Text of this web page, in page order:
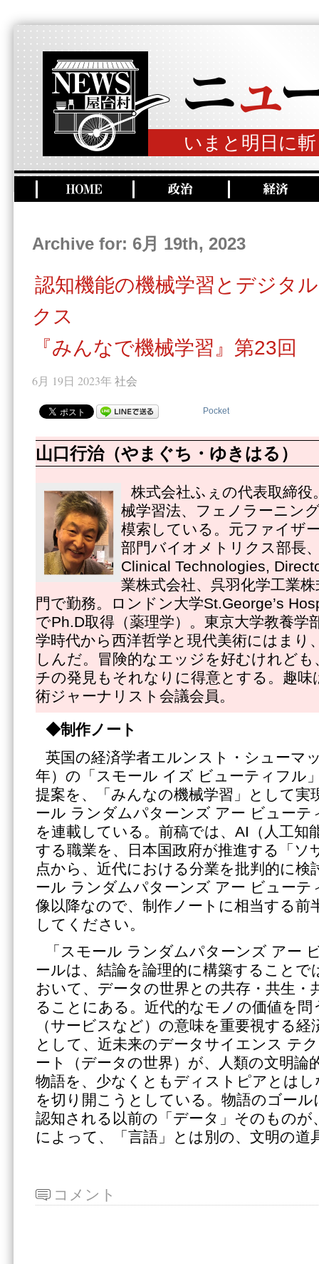
いまと明日に
Archive for: 6月 19th, 2023
認知機能の機械学習とデジタ
クス
『みんなで機械学習』第23回
6月 19日 2023年 社会
Pocket
山口行治（やまぐち・ゆきはる）
株式会社ふぇの代表取締
械学習法、フェノラーニン
模索している。元ファイザ
部門バイオメトリクス部長
Clinical Technologies,
業株式会社、呉羽化学工業
門で勤務。ロンドン大学St.George’s
でPh.D取得（薬理学）。東京大学教養学
学時代から西洋哲学と現代美術にはまり
しんだ。冒険的なエッジを好むけれど
チの発見もそれなりに得意とする。趣味
術ジャーナリスト会議会員。
◆制作ノート
英国の経済学者エルンスト・シューマ
年）の「スモール イズ ビューティフル
提案を、「みんなの機械学習」として実
ール ランダムパターンズ アー ビューテ
を連載している。前稿では、AI（人工知
する職業を、日本国政府が推進する「ソ
点から、近代における分業を批判的に検
ール ランダムパターンズ アー ビューテ
像以降なので、制作ノートに相当する前
してください。
「スモール ランダムパターンズ アー
ールは、結論を論理的に構築することで
おいて、データの世界との共存・共生・
ることにある。近代的なモノの価値を問
（サービスなど）の意味を重要視する
として、近未来のデータサイエンス テ
ート（データの世界）が、人類の文明論
物語を、少なくともディストピアとは
を切り開こうとしている。物語のゴー
認知される以前の「データ」そのものが
によって、「言語」とは別の、文明の道
コメント